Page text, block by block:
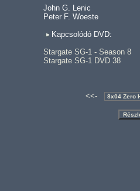
John G. Lenic
Peter F. Woeste
Kapcsolódó DVD:
Stargate SG-1 - Season 8
Stargate SG-1 DVD 38
<<-